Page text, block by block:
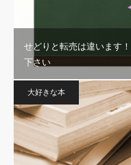
せどりと転売は違います
下さい
大好きな本